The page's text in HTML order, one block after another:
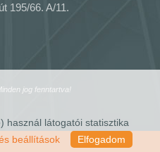
használ látogatói statisztika
beállítások Elfogadom
195/66. A/11.
jog fenntartva!